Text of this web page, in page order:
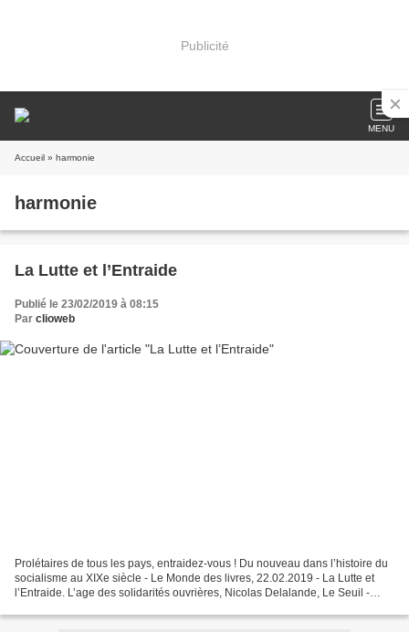
Publicité
MENU
Accueil » harmonie
harmonie
La Lutte et l’Entraide
Publié le 23/02/2019 à 08:15
Par clioweb
Prolétaires de tous les pays, entraidez-vous ! Du nouveau dans l’histoire du
socialisme au XIXe siècle - Le Monde des livres, 22.02.2019 - La Lutte et
l’Entraide. L’age des solidarités ouvrières, Nicolas Delalande, Le Seuil -